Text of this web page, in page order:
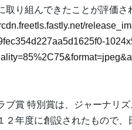
取り組んできたことが評価
賞 特別賞は、ジャーナリ
２年度に創設されたもので